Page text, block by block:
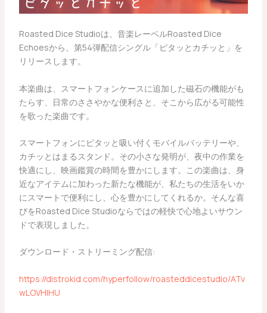
Roasted Dice Studioは、音楽レーベルRoasted Dice
Echoesから、第54弾配信シングル「ピタッとカチッと」を
リリースします。
本楽曲は、スマートフォンケースに追加した磁石の機能がも
たらす、日常のささやかな便利さと、そこから広がる可能性
を歌った楽曲です。
スマートフォンにピタッと吸い付くモバイルバッテリーや、
カチッとはまるスタンド。その小さな発明が、夜中の作業を
快適にし、映画鑑賞の時間を豊かにします。この楽曲は、身
近なアイテムに加わった新たな機能が、私たちの生活をいか
にスマートで便利にし、心を豊かにしてくれるか。そんな喜
びをRoasted Dice Studioならではの軽快で心地よいサウン
ドで表現しました。
ダウンロード・ストリーミング配信:
https://distrokid.com/hyperfollow/roasteddicestudio/ATv
wLOVHlHU